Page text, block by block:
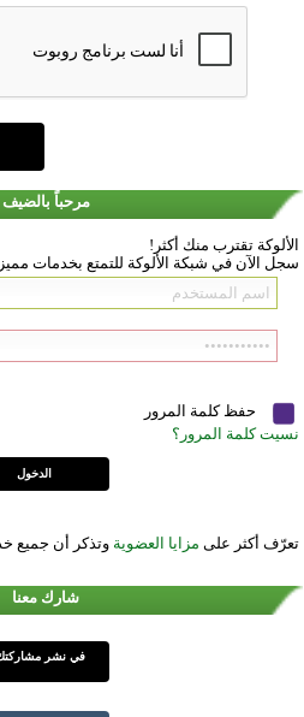
مرحباً بالضيف
الألوكة تقترب منك أكثر!
سجل الآن في شبكة الألوكة للتمتع بخدمات
حفظ كلمة المرور
نسيت كلمة المرور؟
تعرّف أكثر على مزايا العضوية وتذكر أن جميع
شارك معنا
في نشر